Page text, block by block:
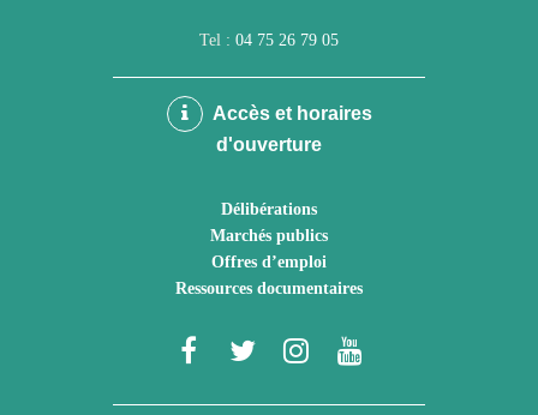
Tel : 04 75 26 79 05
Accès et horaires
d'ouverture
Délibérations
Marchés publics
Offres d’emploi
Ressources documentaires
Lien
Lien
Lien